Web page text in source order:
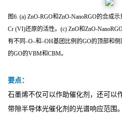
图6. (a) ZnO-RGO和ZnO-NanoRGO的合成
Cr (VI)还原的活性。(c) ZnO和ZnO-
有不同–O–和–OH基团比例的GO的顶部和
的GO的VBM和CBM。
要点：
石墨烯不仅可以作助催化剂，还可以
带隙半导体光催化剂的光谱响应范围